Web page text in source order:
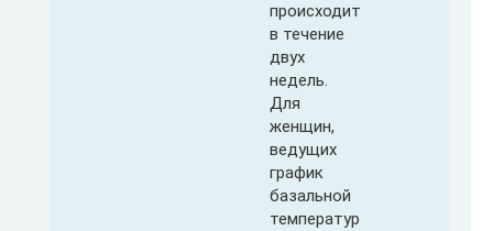
происходит
в течение
двух
недель.
Для
женщин,
ведущих
график
базальной
температур